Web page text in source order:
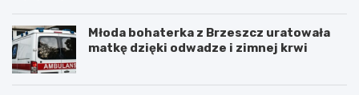
Młoda bohaterka z Brzeszcz uratowała
matkę dzięki odwadze i zimnej krwi